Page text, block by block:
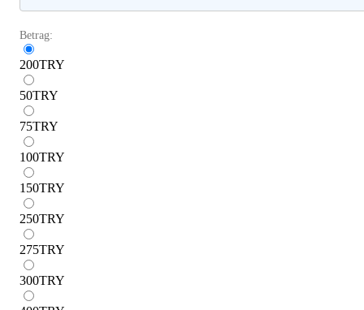
Betrag:
200TRY
50TRY
75TRY
100TRY
150TRY
250TRY
275TRY
300TRY